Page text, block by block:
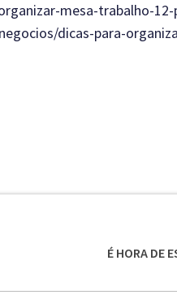
mesa-trabalho-12-
dicas-para-
É HORA DE